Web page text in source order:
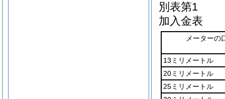
別表第1
加入金表
メーターの
13ミリメートル
20ミリメートル
25ミリメートル